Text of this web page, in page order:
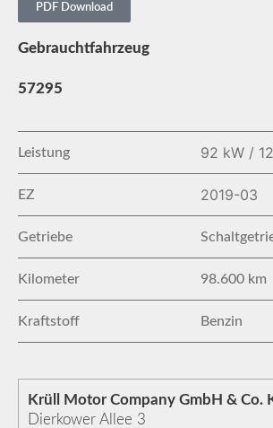
PDF Download
Gebrauchtfahrzeug
57295
Leistung 92 kW /
EZ 2019-03
Getriebe
Kilometer 98.600 km
Kraftstoff Benzin
Krüll Motor Company GmbH & Co.
Dierkower Allee 3